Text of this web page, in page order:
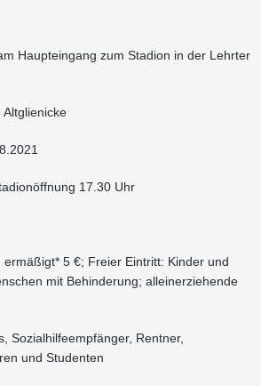
Haupteingang zum Stadion in der Lehrter
Altglienicke
17.30 Uhr
ermäßigt* 5 €; Freier Eintritt: Kinder und
mit Behinderung; alleinerziehende
Sozialhilfeempfänger, Rentner,
und Studenten